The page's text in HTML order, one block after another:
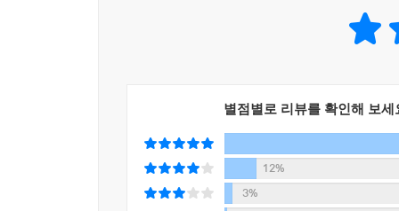
별점별로 리뷰를 확인해 보세
12%
3%